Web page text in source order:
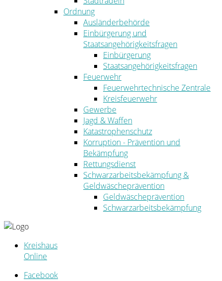
Ordnung
Ausländerbehörde
Einbürgerung und
Staatsangehörigkeitsfragen
Einbürgerung
Staatsangehörigkeitsfragen
Feuerwehr
Feuerwehrtechnische Zentrale
Kreisfeuerwehr
Gewerbe
Jagd & Waffen
Katastrophenschutz
Korruption - Prävention und
Bekämpfung
Rettungsdienst
Schwarzarbeitsbekämpfung &
Geldwäscheprävention
Geldwäscheprävention
Schwarzarbeitsbekämpfung
Kreishaus
Online
Facebook